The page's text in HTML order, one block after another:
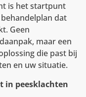
is het startpunt
dat
Geen
maar een
die past bij
en uw situatie.
in peesklachten